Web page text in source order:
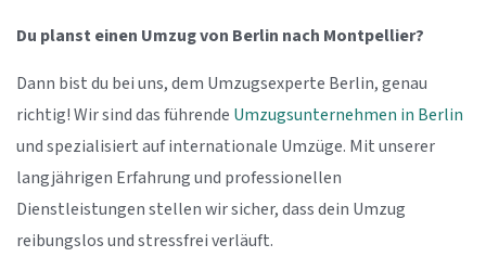
Du planst einen Umzug von Berlin nach Montpellier?
Dann bist du bei uns, dem Umzugsexperte Berlin, genau
richtig! Wir sind das führende Umzugsunternehmen in Berlin
und spezialisiert auf internationale Umzüge. Mit unserer
langjährigen Erfahrung und professionellen
Dienstleistungen stellen wir sicher, dass dein Umzug
reibungslos und stressfrei verläuft.